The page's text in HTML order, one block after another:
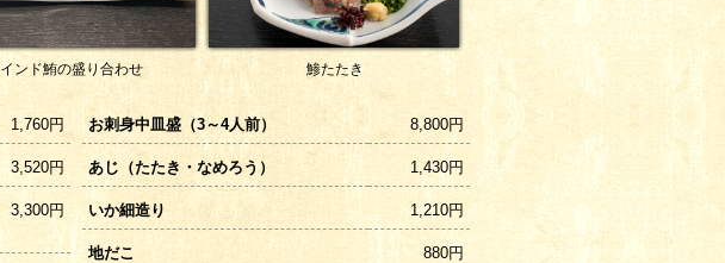
インド鮪の盛り合わせ 鯵たたき
1,760円
3,520円
3,300円
お刺身中皿盛（3～4人前） 8,800円
あじ（たたき・なめろう） 1,430円
いか細造り 1,210円
地だこ 880円